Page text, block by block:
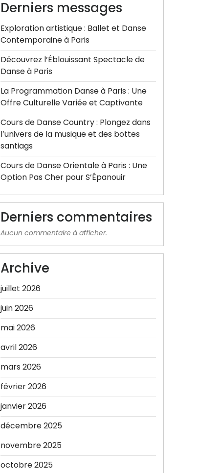
Derniers messages
Exploration artistique : Ballet et Danse
Contemporaine à Paris
Découvrez l’Éblouissant Spectacle de
Danse à Paris
La Programmation Danse à Paris : Une
Offre Culturelle Variée et Captivante
Cours de Danse Country : Plongez dans
l’univers de la musique et des bottes
santiags
Cours de Danse Orientale à Paris : Une
Option Pas Cher pour S’Épanouir
Derniers commentaires
Aucun commentaire à afficher.
Archive
juillet 2026
juin 2026
mai 2026
avril 2026
mars 2026
février 2026
janvier 2026
décembre 2025
novembre 2025
octobre 2025